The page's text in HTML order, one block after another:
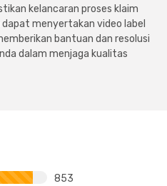
kelancaran proses klaim
menyertakan video label
bantuan dan resolusi
dalam menjaga kualitas
853